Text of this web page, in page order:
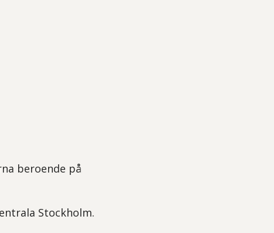
beroende på
Stockholm.